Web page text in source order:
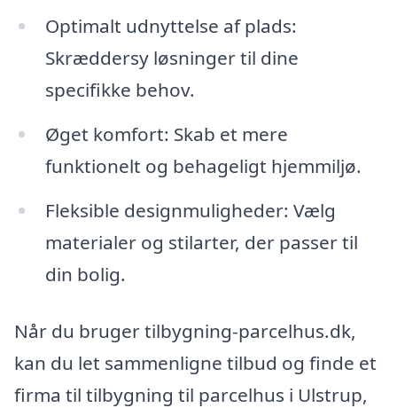
Optimalt udnyttelse af plads:
Skræddersy løsninger til dine
specifikke behov.
Øget komfort: Skab et mere
funktionelt og behageligt hjemmiljø.
Fleksible designmuligheder: Vælg
materialer og stilarter, der passer til
din bolig.
Når du bruger tilbygning-parcelhus.dk,
kan du let sammenligne tilbud og finde et
firma til tilbygning til parcelhus i Ulstrup,